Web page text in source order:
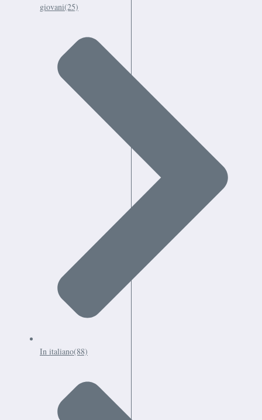
giovani(25)
In italiano(88)